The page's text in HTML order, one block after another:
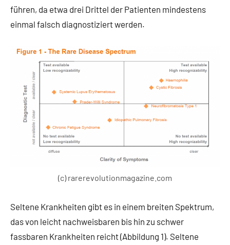
führen, da etwa drei Drittel der Patienten mindestens
einmal falsch diagnostiziert werden.
(c) rarerevolutionmagazine.com
Seltene Krankheiten gibt es in einem breiten Spektrum,
das von leicht nachweisbaren bis hin zu schwer
fassbaren Krankheiten reicht (Abbildung 1). Seltene